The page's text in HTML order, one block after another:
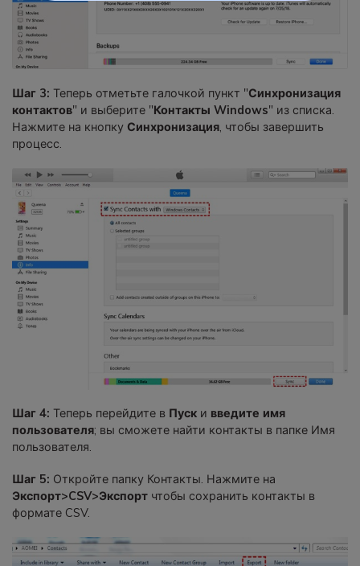
Шаг 3: Теперь отметьте галочкой пункт "Синхронизация
контактов" и выберите "Контакты Windows" из списка.
Нажмите на кнопку Синхронизация, чтобы завершить
процесс.
Шаг 4: Теперь перейдите в Пуск и введите имя
пользователя; вы сможете найти контакты в папке Имя
пользователя.
Шаг 5: Откройте папку Контакты. Нажмите на
Экспорт>CSV>Экспорт чтобы сохранить контакты в
формате CSV.